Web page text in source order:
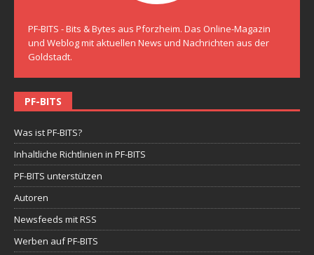
PF-BITS - Bits & Bytes aus Pforzheim. Das Online-Magazin
und Weblog mit aktuellen News und Nachrichten aus der
Goldstadt.
PF-BITS
Was ist PF-BITS?
Inhaltliche Richtlinien in PF-BITS
PF-BITS unterstützen
Autoren
Newsfeeds mit RSS
Werben auf PF-BITS